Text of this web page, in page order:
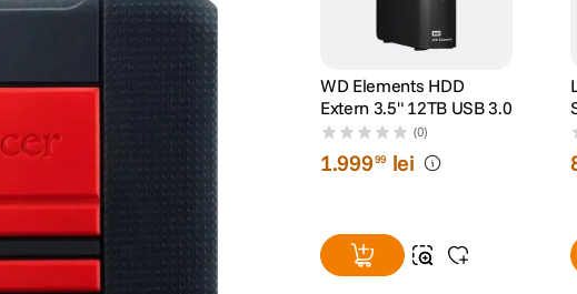
WD Elements HDD
Extern 3.5" 12TB USB 3.0
(0)
1.99999 lei